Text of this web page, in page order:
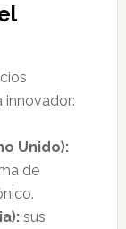
innovador:
Unido):
de
sus